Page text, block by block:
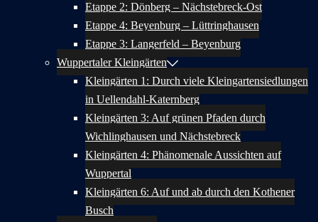
Etappe 2: Dönberg – Nächstebreck-Ost
Etappe 4: Beyenburg – Lüttringhausen
Etappe 3: Langerfeld – Beyenburg
Wuppertaler Kleingärten
Kleingärten 1: Durch viele Kleingartensiedlungen
in Uellendahl-Katernberg
Kleingärten 3: Auf grünen Pfaden durch
Wichlinghausen und Nächstebreck
Kleingärten 4: Phänomenale Aussichten auf
Wuppertal
Kleingärten 6: Auf und ab durch den Kothener
Busch